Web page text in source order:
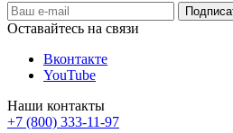
Оставайтесь на связи
Вконтакте
YouTube
Наши контакты
+7 (800) 333-11-97